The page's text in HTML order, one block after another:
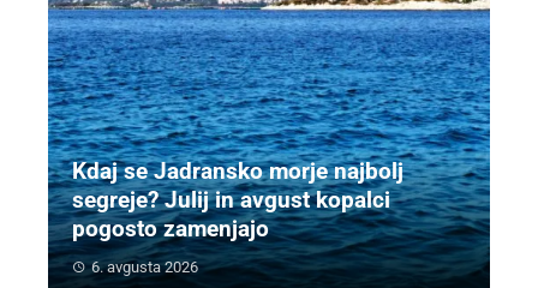
Kdaj se Jadransko morje najbolj
segreje? Julij in avgust kopalci
pogosto zamenjajo
6. avgusta 2026